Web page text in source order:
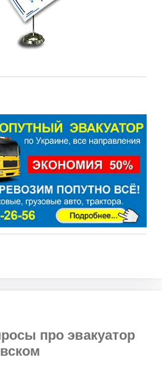
про эвакуатор